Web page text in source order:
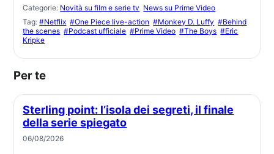
Categorie: Novità su film e serie tv News su Prime Video
Tag:#Netflix #One Piece live-action #Monkey D. Luffy #Behind
the scenes #Podcast ufficiale #Prime Video #The Boys #Eric
Kripke
Per te
Sterling point: l’isola dei segreti, il finale
della serie spiegato
06/08/2026